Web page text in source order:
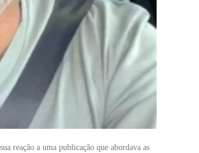
reação a uma publicação que abordava as